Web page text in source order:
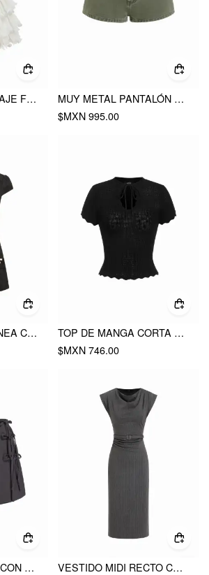
VESTIDO MINI ENCAJE FLORAL BANDEAU CINTURA VASCA
MUY METAL PANTALÓN CORTO
$MXN 995.00
VESTIDO MINI A-LÍNEA CON CUELLO ALTO JACQUARD, MANGA ABULLONADA, LAZO Y ABERTURA
TOP DE MANGA CORTA CON LAZO Y RIBETE ONDULADO DE PUNTO
$MXN 746.00
FALDA MINI A-LINE CON LAZO LATERAL DE CINTURA BAJA
VESTIDO MIDI RECTO CON CUELLO COWL, CINTURÓN Y FRUNCIDO